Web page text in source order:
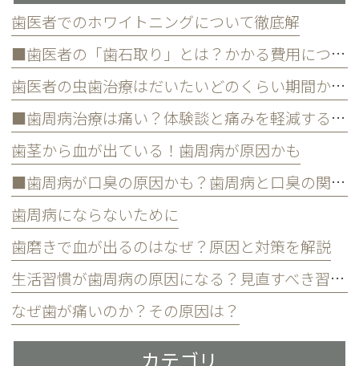
歯医者でのホワイトニングについて徹底解
■歯医者の「歯石取り」とは？かかる費用について
歯医者の虫歯治療はだいたいどのくらい期間かかる？
■歯周病治療は痛い？体験談と痛みを軽減する方法
歯茎から血が出ている！歯周病が原因かも
■歯周病が口臭の原因かも？歯周病と口臭の関係について
歯周病にならないために
歯磨きで血が出るのはなぜ？原因と対策を解説
生活習慣が歯周病の原因になる？見直すべき習慣とは？
なぜ歯が痛いのか？その原因は？
カテゴリ